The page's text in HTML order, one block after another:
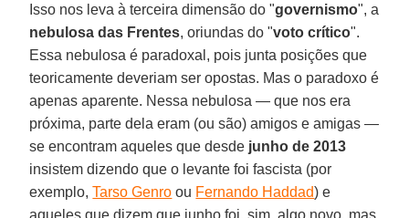
Isso nos leva à terceira dimensão do "governismo", a
nebulosa das Frentes, oriundas do "voto crítico".
Essa nebulosa é paradoxal, pois junta posições que
teoricamente deveriam ser opostas. Mas o paradoxo é
apenas aparente. Nessa nebulosa — que nos era
próxima, parte dela eram (ou são) amigos e amigas —
se encontram aqueles que desde junho de 2013
insistem dizendo que o levante foi fascista (por
exemplo,Tarso Genro ou Fernando Haddad) e
aqueles que dizem que junho foi, sim, algo novo, mas